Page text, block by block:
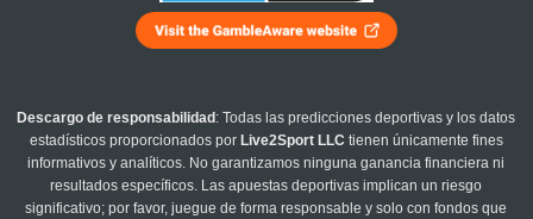
Descargo de responsabilidad : Todas las predicciones deportivas y los datos
estadísticos proporcionados por Live2Sport LLC tienen únicamente fines
informativos y analíticos. No garantizamos ninguna ganancia financiera ni
resultados específicos. Las apuestas deportivas implican un riesgo
significativo; por favor, juegue de forma responsable y solo con fondos que